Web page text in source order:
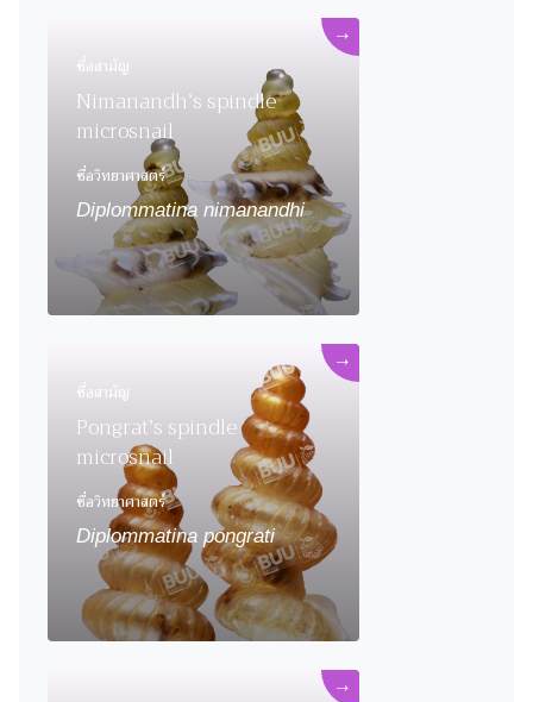
ชื่อสามัญ
Nimanandh’s spindle
microsnail
ชื่อวิทยาศาสตร์
Diplommatina nimanandhi
→
ชื่อสามัญ
Pongrat’s spindle
microsnail
ชื่อวิทยาศาสตร์
Diplommatina pongrati
→
→